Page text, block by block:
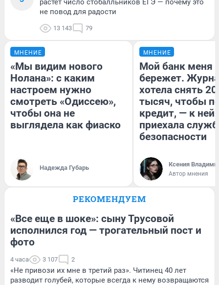
растет число стобалльников ЕГЭ — почему это
не повод для радости
13 143 79
МНЕНИЕ
«Мы видим нового
Нолана»: с каким
настроем нужно
смотреть «Одиссею»,
чтобы она не
выглядела как фиаско
Надежда Губарь
МНЕНИЕ
Мой банк меня
бережет.
хотела снять
тысяч, чтобы
кредит, — к
приехала
безопасности
Ксения
Автор мнения
РЕКОМЕНДУЕМ
«Все еще в шоке»: сыну Трусовой
исполнился год — трогательный пост и
фото
4 часа 3 107 2
«Не привози их мне в третий раз». Читинец 40 лет
разводит голубей, которые всегда к нему возвращаются